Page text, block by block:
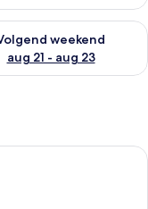
weekend aug 14 -
weekend
aug 21 - aug 23
met twee bedden,